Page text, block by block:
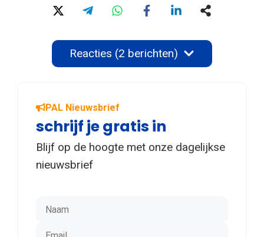
Reacties (2 berichten)
PAL Nieuwsbrief
schrijf je gratis in
Blijf op de hoogte met onze dagelijkse
nieuwsbrief